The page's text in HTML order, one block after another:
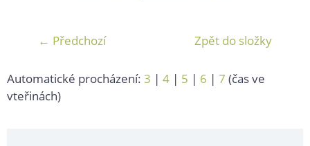
← Předchozí Zpět do složky
Automatické procházení: 3 | 4 | 5 | 6 | 7 (čas ve
vteřinách)